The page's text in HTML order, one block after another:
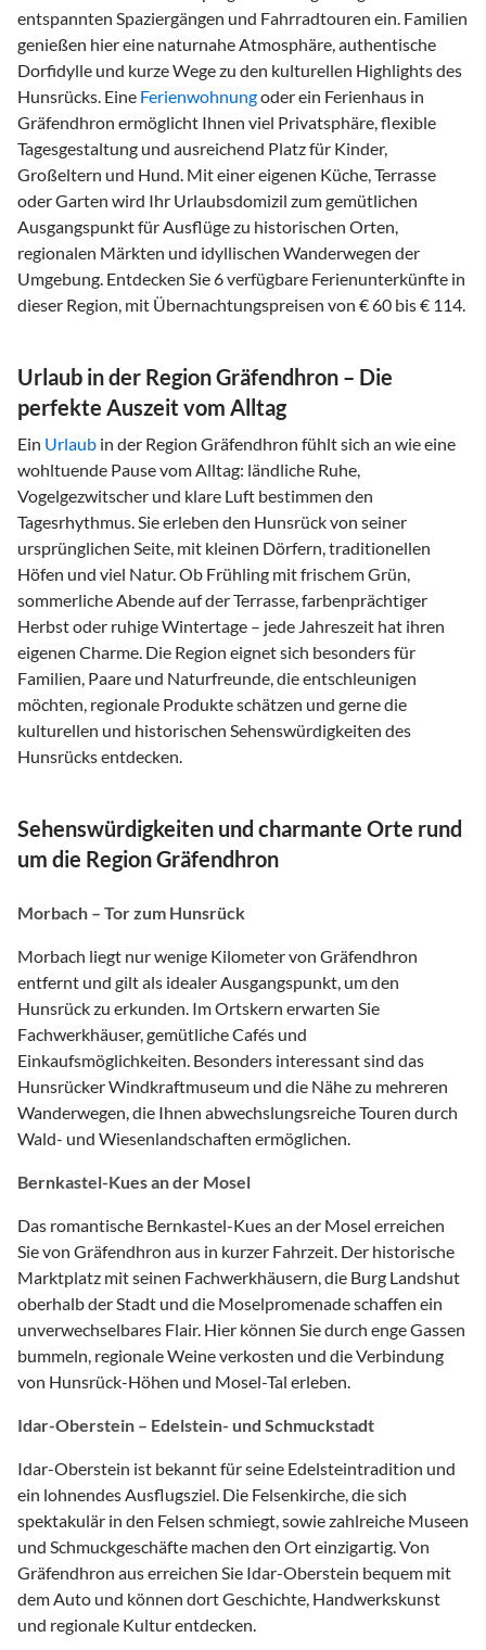
entspannten Spaziergängen und Fahrradtouren ein. Familien
genießen hier eine naturnahe Atmosphäre, authentische
Dorfidylle und kurze Wege zu den kulturellen Highlights des
Hunsrücks. Eine Ferienwohnungoder ein Ferienhaus in
Gräfendhron ermöglicht Ihnen viel Privatsphäre, flexible
Tagesgestaltung und ausreichend Platz für Kinder,
Großeltern und Hund. Mit einer eigenen Küche, Terrasse
oder Garten wird Ihr Urlaubsdomizil zum gemütlichen
Ausgangspunkt für Ausflüge zu historischen Orten,
regionalen Märkten und idyllischen Wanderwegen der
Umgebung. Entdecken Sie 6 verfügbare Ferienunterkünfte in
dieser Region, mit Übernachtungspreisen von € 60 bis € 114.
Urlaub in der Region Gräfendhron – Die
perfekte Auszeit vom Alltag
Ein Urlaub in der Region Gräfendhron fühlt sich an wie eine
wohltuende Pause vom Alltag: ländliche Ruhe,
Vogelgezwitscher und klare Luft bestimmen den
Tagesrhythmus. Sie erleben den Hunsrück von seiner
ursprünglichen Seite, mit kleinen Dörfern, traditionellen
Höfen und viel Natur. Ob Frühling mit frischem Grün,
sommerliche Abende auf der Terrasse, farbenprächtiger
Herbst oder ruhige Wintertage – jede Jahreszeit hat ihren
eigenen Charme. Die Region eignet sich besonders für
Familien, Paare und Naturfreunde, die entschleunigen
möchten, regionale Produkte schätzen und gerne die
kulturellen und historischen Sehenswürdigkeiten des
Hunsrücks entdecken.
Sehenswürdigkeiten und charmante Orte rund
um die Region Gräfendhron
Morbach – Tor zum Hunsrück
Morbach liegt nur wenige Kilometer von Gräfendhron
entfernt und gilt als idealer Ausgangspunkt, um den
Hunsrück zu erkunden. Im Ortskern erwarten Sie
Fachwerkhäuser, gemütliche Cafés und
Einkaufsmöglichkeiten. Besonders interessant sind das
Hunsrücker Windkraftmuseum und die Nähe zu mehreren
Wanderwegen, die Ihnen abwechslungsreiche Touren durch
Wald- und Wiesenlandschaften ermöglichen.
Bernkastel-Kues an der Mosel
Das romantische Bernkastel-Kues an der Mosel erreichen
Sie von Gräfendhron aus in kurzer Fahrzeit. Der historische
Marktplatz mit seinen Fachwerkhäusern, die Burg Landshut
oberhalb der Stadt und die Moselpromenade schaffen ein
unverwechselbares Flair. Hier können Sie durch enge Gassen
bummeln, regionale Weine verkosten und die Verbindung
von Hunsrück-Höhen und Mosel-Tal erleben.
Idar-Oberstein – Edelstein- und Schmuckstadt
Idar-Oberstein ist bekannt für seine Edelsteintradition und
ein lohnendes Ausflugsziel. Die Felsenkirche, die sich
spektakulär in den Felsen schmiegt, sowie zahlreiche Museen
und Schmuckgeschäfte machen den Ort einzigartig. Von
Gräfendhron aus erreichen Sie Idar-Oberstein bequem mit
dem Auto und können dort Geschichte, Handwerkskunst
und regionale Kultur entdecken.